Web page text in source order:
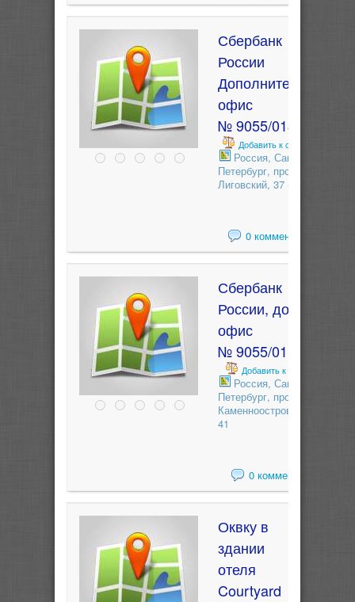
Сбербанк
России
Дополнительный
офис
№ 9055/01895
Добавить к сравнению
Россия, Санкт-
Петербург, проспект
Лиговский, 37 - лит.А
0 комментариев
Сбербанк
России, доп.
офис
№ 9055/01101
Добавить к сравнению
Россия, Санкт-
Петербург, проспект
Каменноостровский,
41
0 комментариев
Оквку в
здании
отеля
Courtyard